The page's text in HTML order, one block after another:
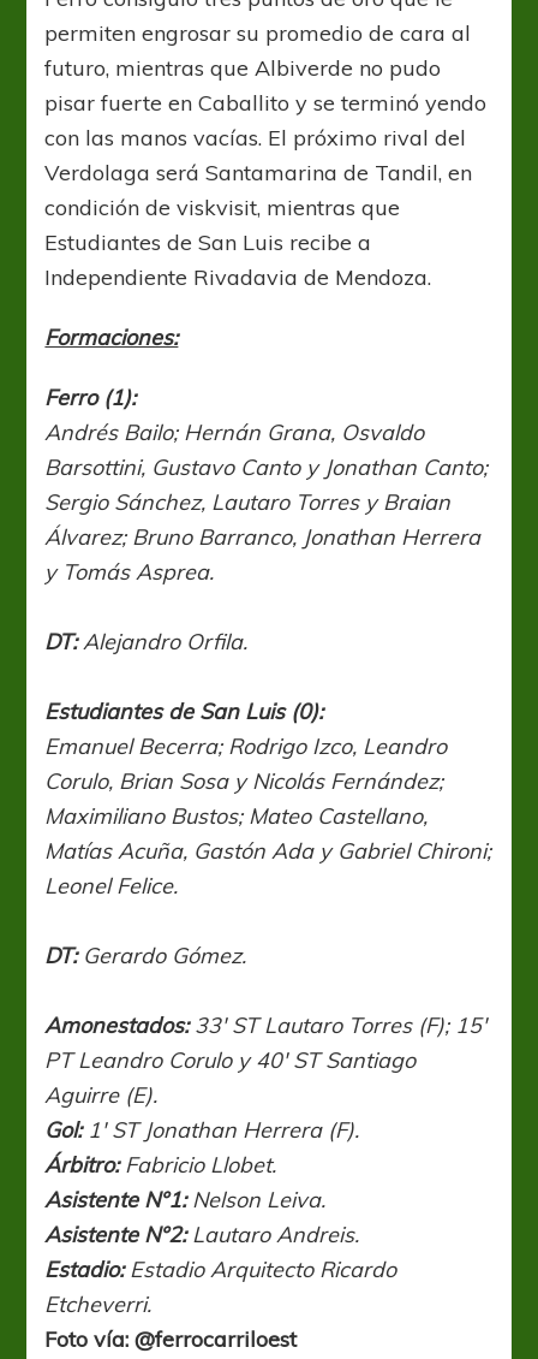
permiten engrosar su promedio de cara al
futuro, mientras que Albiverde no pudo
pisar fuerte en Caballito y se terminó yendo
con las manos vacías. El próximo rival del
Verdolaga será Santamarina de Tandil, en
condición de viskvisit, mientras que
Estudiantes de San Luis recibe a
Independiente Rivadavia de Mendoza.
Formaciones:
Ferro (1):
Andrés Bailo; Hernán Grana, Osvaldo
Barsottini, Gustavo Canto y Jonathan Canto;
Sergio Sánchez, Lautaro Torres y Braian
Álvarez; Bruno Barranco, Jonathan Herrera
y Tomás Asprea.
DT:Alejandro Orfila.
Estudiantes de San Luis (0):
Emanuel Becerra; Rodrigo Izco, Leandro
Corulo, Brian Sosa y Nicolás Fernández;
Maximiliano Bustos; Mateo Castellano,
Matías Acuña, Gastón Ada y Gabriel Chironi;
Leonel Felice.
DT:Gerardo Gómez.
Amonestados:33′ ST Lautaro Torres (F); 15′
PT Leandro Corulo y 40′ ST Santiago
Aguirre (E).
Gol:1′ ST Jonathan Herrera (F).
Árbitro:Fabricio Llobet.
Asistente N°1:Nelson Leiva.
Asistente N°2:Lautaro Andreis.
Estadio:Estadio Arquitecto Ricardo
Etcheverri.
Foto vía: @ferrocarriloest